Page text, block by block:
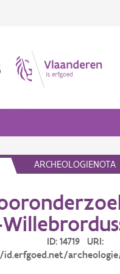
ARCHEOLOGIENOTA
ID: 14719 URI: